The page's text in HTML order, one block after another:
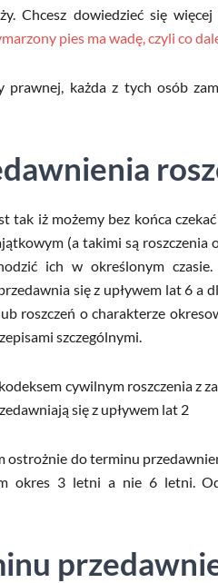
Chcesz dowiedzieć się
pies ma wadę, czyli co
prawnej, każda z tych osób
tak iż możemy bez końca
(a takimi są roszczenia
ich w określonym
się z upływem lat 6 a
roszczeń o charakterze
szczególnymi.
cywilnym roszczenia z
się z upływem lat 2
ostrożnie do terminu
okres 3 letni a nie 6 letni.